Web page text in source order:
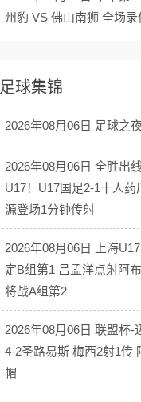
州豹 VS 佛山南狮 全场录
足球集锦
2026年08月06日 足球之
2026年08月06日 全胜出
U17！U17国足2-1十人药
源登场1分钟传射
2026年08月06日 上海
定B组第1 吕孟洋点射阿
将战A组第2
2026年08月06日 联盟杯-
4-2圣路易斯 梅西2射1传
帽